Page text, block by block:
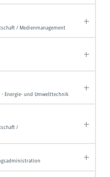
/ Medienmanagement
Energie- und Umwelttechnik
/